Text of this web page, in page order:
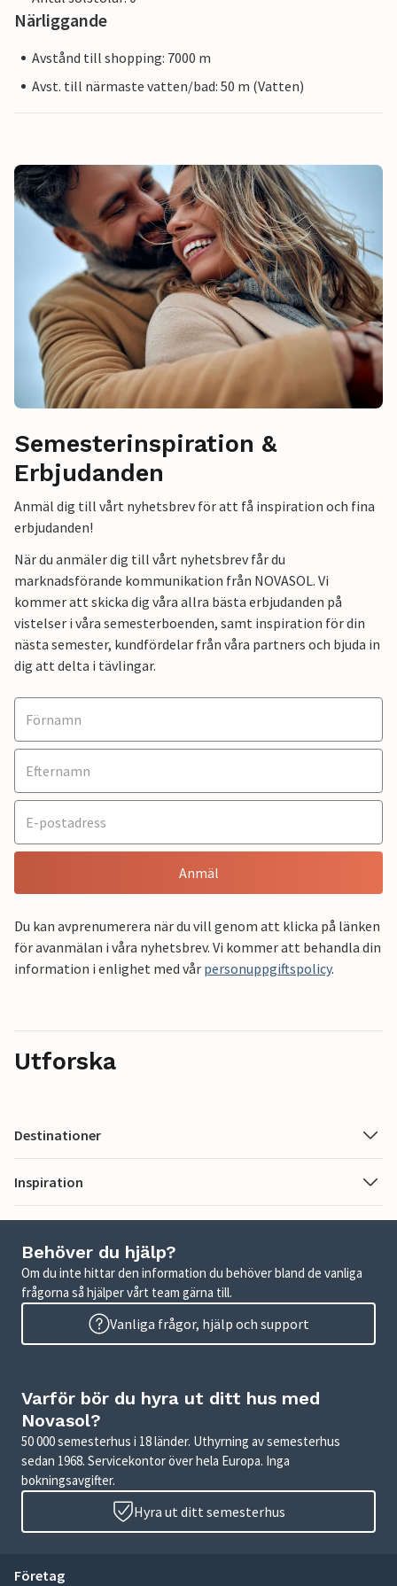
Närliggande
Avstånd till shopping: 7000 m
Avst. till närmaste vatten/bad: 50 m (Vatten)
Semesterinspiration &
Erbjudanden
Anmäl dig till vårt nyhetsbrev för att få inspiration och fina
erbjudanden!
När du anmäler dig till vårt nyhetsbrev får du
marknadsförande kommunikation från NOVASOL. Vi
kommer att skicka dig våra allra bästa erbjudanden på
vistelser i våra semesterboenden, samt inspiration för din
nästa semester, kundfördelar från våra partners och bjuda in
dig att delta i tävlingar.
Anmäl
Du kan avprenumerera när du vill genom att klicka på länken
för avanmälan i våra nyhetsbrev. Vi kommer att behandla din
information i enlighet med vår personuppgiftspolicy.
Utforska
Destinationer
Inspiration
Behöver du hjälp?
Om du inte hittar den information du behöver bland de vanliga
frågorna så hjälper vårt team gärna till.
Vanliga frågor, hjälp och support
Varför bör du hyra ut ditt hus med
Novasol?
50 000 semesterhus i 18 länder. Uthyrning av semesterhus
sedan 1968. Servicekontor över hela Europa. Inga
bokningsavgifter.
Hyra ut ditt semesterhus
Företag